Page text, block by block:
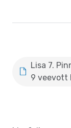
Lisa 7.
9 veevott